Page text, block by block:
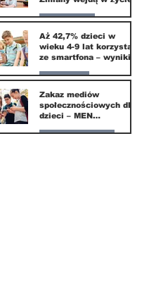
Edukacja
16 mar
Aż 42,7% dzieci w
wieku 4-9 lat korzysta
ze smartfona – wyniki
Instytutu Mediów
Parents
1 mar
Zakaz mediów
społecznościowych dla
dzieci – MEN
ustawy